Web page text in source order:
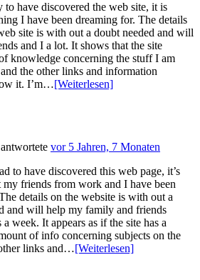
to have discovered the web site, it is
I have been dreaming for. The details
site is with out a doubt needed and will
and I a lot. It shows that the site
knowledge concerning the stuff I am
the other links and information
it. I’m…[Weiterlesen]
antwortete vor 5 Jahren, 7 Monaten
to have discovered this web page, it’s
my friends from work and I have been
details on the website is with out a
and will help my family and friends
a week. It appears as if the site has a
of info concerning subjects on the
links and…[Weiterlesen]